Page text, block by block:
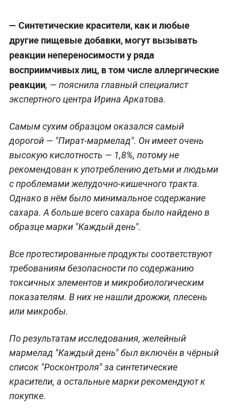
— Синтетические красители, как и любые
другие пищевые добавки, могут вызывать
реакции непереносимости у ряда
восприимчивых лиц, в том числе аллергические
реакции, — пояснила главный специалист
экспертного центра Ирина Аркатова.
Самым сухим образцом оказался самый
дорогой — "Пират-мармелад". Он имеет очень
высокую кислотность — 1,8%, потому не
рекомендован к употреблению детьми и людьми
с проблемами желудочно-кишечного тракта.
Однако в нём было минимальное содержание
сахара. А больше всего сахара было найдено в
образце марки "Каждый день".
Все протестированные продукты соответствуют
требованиям безопасности по содержанию
токсичных элементов и микробиологическим
показателям. В них не нашли дрожжи, плесень
или микробы.
По результатам исследования, желейный
мармелад "Каждый день" был включён в чёрный
список "Росконтроля" за синтетические
красители, а остальные марки рекомендуют к
покупке.